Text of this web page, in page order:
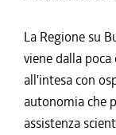
La Regione su
viene dalla
all'intesa con
autonomia che
assistenza